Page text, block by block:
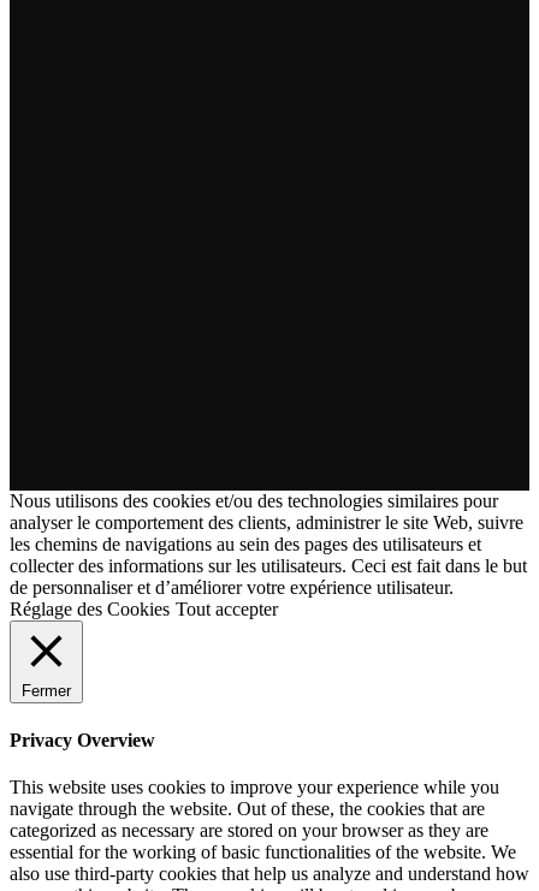
Nous utilisons des cookies et/ou des technologies similaires pour
analyser le comportement des clients, administrer le site Web, suivre
les chemins de navigations au sein des pages des utilisateurs et
collecter des informations sur les utilisateurs. Ceci est fait dans le but
de personnaliser et d’améliorer votre expérience utilisateur.
Réglage des Cookies Tout accepter
Fermer
Privacy Overview
This website uses cookies to improve your experience while you
navigate through the website. Out of these, the cookies that are
categorized as necessary are stored on your browser as they are
essential for the working of basic functionalities of the website. We
also use third-party cookies that help us analyze and understand how